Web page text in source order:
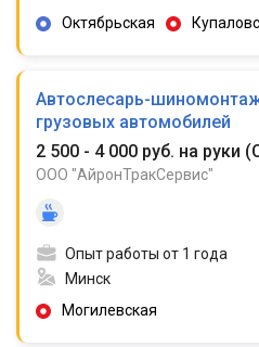
Октябрьская
Автослесарь-
грузовых автомобилей
2 500 - 4 000 руб. на руки (
ООО "АйронТракСервис"
Опыт работы от 1 года
Минск
Могилевская